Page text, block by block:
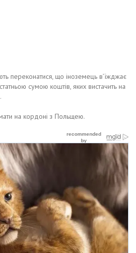
переконатися, що іноземець в’їжджає
сумою коштів, яких вистачить на
на кордоні з Польщею.